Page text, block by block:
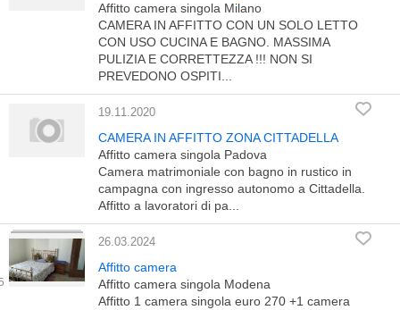
Affitto camera singola Milano
CAMERA IN AFFITTO CON UN SOLO LETTO
CON USO CUCINA E BAGNO. MASSIMA
PULIZIA E CORRETTEZZA !!! NON SI
PREVEDONO OSPITI...
19.11.2020
CAMERA IN AFFITTO ZONA CITTADELLA
Affitto camera singola Padova
Camera matrimoniale con bagno in rustico in
campagna con ingresso autonomo a Cittadella.
Affitto a lavoratori di pa...
26.03.2024
Affitto camera
Affitto camera singola Modena
Affitto 1 camera singola euro 270 +1 camera